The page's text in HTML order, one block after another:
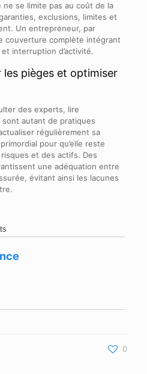
se limite pas au coût de la
exclusions, limites et
Un entrepreneur, par
couverture complète intégrant
interruption d’activité.
les pièges et optimiser
des experts, lire
autant de pratiques
régulièrement sa
pour qu’elle reste
et des actifs. Des
une adéquation entre
évitant ainsi les lacunes
0